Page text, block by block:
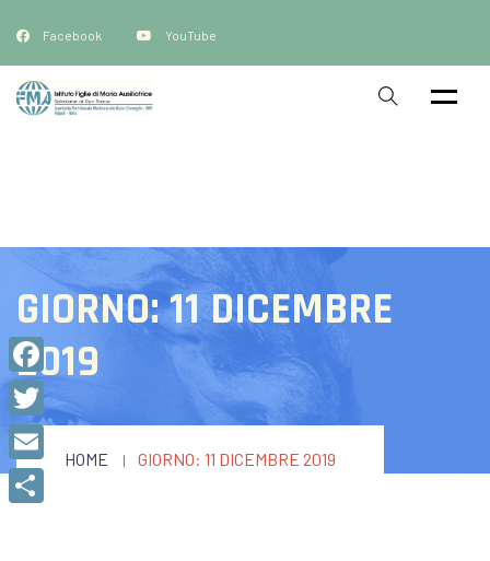
Facebook YouTube
GIORNO:11 DICEMBRE
2019
HOME GIORNO: 11 DICEMBRE 2019
Facebook
Twitter
Email